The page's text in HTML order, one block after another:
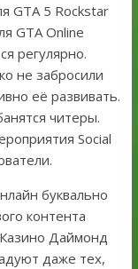
GTA 5 Rockstar
GTA Online
регулярно.
не забросили
её развивать.
читеры.
Social
буквально
контента
Даймонд
даже тех,